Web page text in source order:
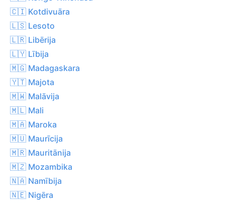
🇨🇮 Kotdivuāra
🇱🇸 Lesoto
🇱🇷 Libērija
🇱🇾 Lībija
🇲🇬 Madagaskara
🇾🇹 Majota
🇲🇼 Malāvija
🇲🇱 Mali
🇲🇦 Maroka
🇲🇺 Maurīcija
🇲🇷 Mauritānija
🇲🇿 Mozambika
🇳🇦 Namībija
🇳🇪 Nigēra